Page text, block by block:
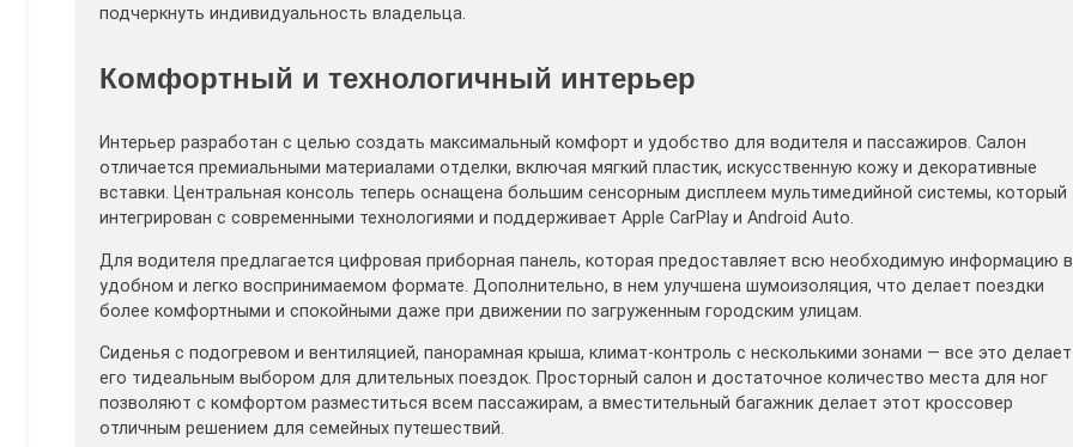
подчеркнуть индивидуальность владельца.
Комфортный и технологичный интерьер
Интерьер разработан с целью создать максимальный комфорт и удобство для водителя и пассажиров. Салон
отличается премиальными материалами отделки, включая мягкий пластик, искусственную кожу и декоративные
вставки. Центральная консоль теперь оснащена большим сенсорным дисплеем мультимедийной системы, который
интегрирован с современными технологиями и поддерживает Apple CarPlay и Android Auto.
Для водителя предлагается цифровая приборная панель, которая предоставляет всю необходимую информацию в
удобном и легко воспринимаемом формате. Дополнительно, в нем улучшена шумоизоляция, что делает поездки
более комфортными и спокойными даже при движении по загруженным городским улицам.
Сиденья с подогревом и вентиляцией, панорамная крыша, климат-контроль с несколькими зонами — все это делает
его тидеальным выбором для длительных поездок. Просторный салон и достаточное количество места для ног
позволяют с комфортом разместиться всем пассажирам, а вместительный багажник делает этот кроссовер
отличным решением для семейных путешествий.